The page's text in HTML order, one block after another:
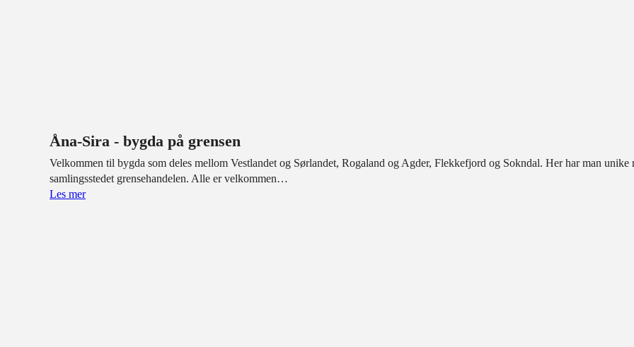
Åna-Sira - bygda på grensen
Velkommen til bygda som deles mellom Vestlandet og Sørlandet, Rogaland og Agder, Flekkefjord og Sokndal. Her har man
samlingsstedet grensehandelen. Alle er velkommen…
Les mer